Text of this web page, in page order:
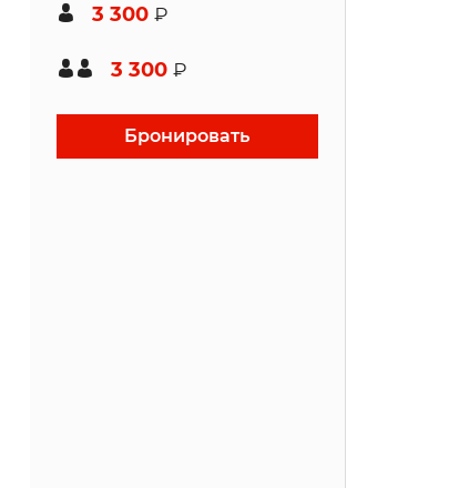
3 300 ₽
3 300 ₽
Бронировать